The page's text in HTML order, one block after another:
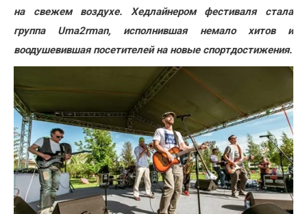
на свежем воздухе. Хедлайнером фестиваля стала
группа Uma2rman, исполнившая немало хитов и
воодушевившая посетителей на новые спортдостижения.